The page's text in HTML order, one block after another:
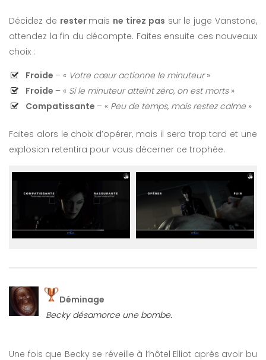
Décidez de rester mais ne tirez pas sur le juge Vanstone,
attendez la fin du décompte. Faites ensuite ces nouveaux
choix :
Froide – « Votre cœur actionne le minuteur»
Froide – « Si le minuteur atteint zéro, on est morts»
Compatissante – « Peu de temps, mais restez calme»
Faites alors le choix d’opérer, mais il sera trop tard et une
explosion retentira pour vous décerner ce trophée.
Déminage
Becky désamorce une bombe.
Une fois que Becky se réveille à l’hôtel Elliot après avoir bu